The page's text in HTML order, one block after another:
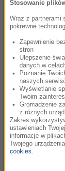
non grata.
„Wystrzałowe
Jennifer Lopez,
serialu „Gaslit”
głównych.
zakończyła
Po trwającej
wyjść z cienia.
własny
zamierza dzielić
własnego
znienawidzą. To
układania
Stosowanie
Wraz z partnerami
pokrewne
Zapewnienie
stron
Ulepszenie
danych w
Poznanie
naszych
Wyświetlanie
Twoim
Gromadzenie
z różnych
Zakres
ustawieniach
informacje w
Twojego
cookies